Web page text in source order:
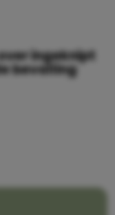
ingeknipt
bevalling